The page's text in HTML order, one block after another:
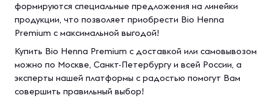
формируются специальные предложения на линейки
продукции, что позволяет приобрести Bio Henna
Premium с максимальной выгодой!
Купить Bio Henna Premium с доставкой или самовывозом
можно по Москве, Санкт-Петербургу и всей России, а
эксперты нашей платформы с радостью помогут Вам
совершить правильный выбор!